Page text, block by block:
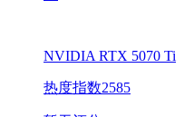
NVIDIA RTX 5070 Ti
热度指数2585